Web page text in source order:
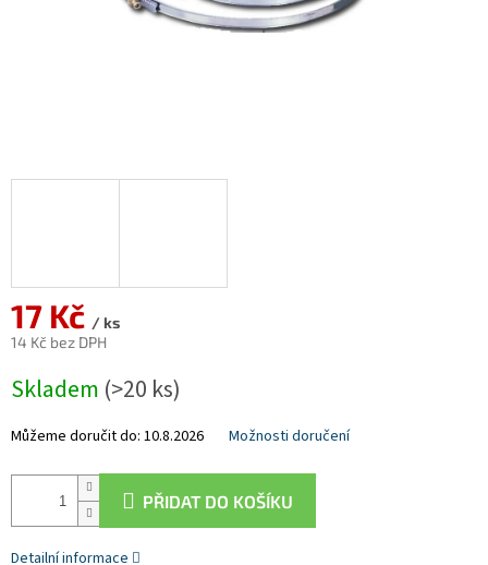
17 Kč / ks
14 Kč bez DPH
cena:
Skladem (>20 ks)
Můžeme doručit do: 10.8.2026 Možnosti doručení
PŘIDAT DO KOŠÍKU
Detailní informace